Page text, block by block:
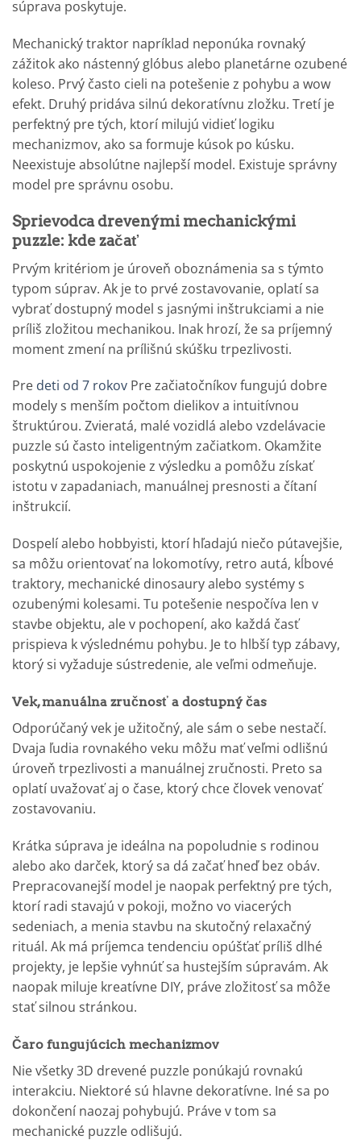
súprava poskytuje.
Mechanický traktor napríklad neponúka rovnaký
zážitok ako nástenný glóbus alebo planetárne ozubené
koleso. Prvý často cieli na potešenie z pohybu a wow
efekt. Druhý pridáva silnú dekoratívnu zložku. Tretí je
perfektný pre tých, ktorí milujú vidieť logiku
mechanizmov, ako sa formuje kúsok po kúsku.
Neexistuje absolútne najlepší model. Existuje správny
model pre správnu osobu.
Sprievodca drevenými mechanickými
puzzle: kde začať
Prvým kritériom je úroveň oboznámenia sa s týmto
typom súprav. Ak je to prvé zostavovanie, oplatí sa
vybrať dostupný model s jasnými inštrukciami a nie
príliš zložitou mechanikou. Inak hrozí, že sa príjemný
moment zmení na prílišnú skúšku trpezlivosti.
Pre deti od 7 rokov Pre začiatočníkov fungujú dobre
modely s menším počtom dielikov a intuitívnou
štruktúrou. Zvieratá, malé vozidlá alebo vzdelávacie
puzzle sú často inteligentným začiatkom. Okamžite
poskytnú uspokojenie z výsledku a pomôžu získať
istotu v zapadaniach, manuálnej presnosti a čítaní
inštrukcií.
Dospelí alebo hobbyisti, ktorí hľadajú niečo pútavejšie,
sa môžu orientovať na lokomotívy, retro autá, kĺbové
traktory, mechanické dinosaury alebo systémy s
ozubenými kolesami. Tu potešenie nespočíva len v
stavbe objektu, ale v pochopení, ako každá časť
prispieva k výslednému pohybu. Je to hlbší typ zábavy,
ktorý si vyžaduje sústredenie, ale veľmi odmeňuje.
Vek, manuálna zručnosť a dostupný čas
Odporúčaný vek je užitočný, ale sám o sebe nestačí.
Dvaja ľudia rovnakého veku môžu mať veľmi odlišnú
úroveň trpezlivosti a manuálnej zručnosti. Preto sa
oplatí uvažovať aj o čase, ktorý chce človek venovať
zostavovaniu.
Krátka súprava je ideálna na popoludnie s rodinou
alebo ako darček, ktorý sa dá začať hneď bez obáv.
Prepracovanejší model je naopak perfektný pre tých,
ktorí radi stavajú v pokoji, možno vo viacerých
sedeniach, a menia stavbu na skutočný relaxačný
rituál. Ak má príjemca tendenciu opúšťať príliš dlhé
projekty, je lepšie vyhnúť sa hustejším súpravám. Ak
naopak miluje kreatívne DIY, práve zložitosť sa môže
stať silnou stránkou.
Čaro fungujúcich mechanizmov
Nie všetky 3D drevené puzzle ponúkajú rovnakú
interakciu. Niektoré sú hlavne dekoratívne. Iné sa po
dokončení naozaj pohybujú. Práve v tom sa
mechanické puzzle odlišujú.